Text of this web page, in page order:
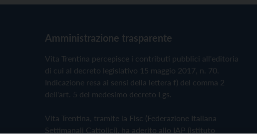
Amministrazione trasparente
Vita Trentina percepisce i contributi pubblici all'editoria
di cui al decreto legislativo 15 maggio 2017, n. 70.
Indicazione resa ai sensi della lettera f) del comma 2
dell'art. 5 del medesimo decreto Lgs.
Vita Trentina, tramite la Fisc (Federazione Italiana
Settimanali Cattolici), ha aderito allo IAP (Istituto